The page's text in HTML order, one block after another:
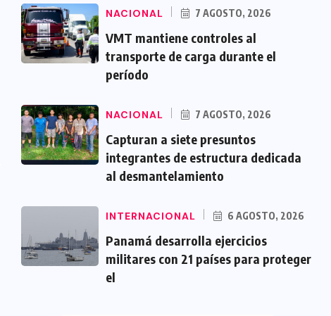
NACIONAL 7 AGOSTO, 2026
VMT mantiene controles al
transporte de carga durante el
período
NACIONAL 7 AGOSTO, 2026
Capturan a siete presuntos
integrantes de estructura dedicada
al desmantelamiento
INTERNACIONAL 6 AGOSTO, 2026
Panamá desarrolla ejercicios
militares con 21 países para proteger
el